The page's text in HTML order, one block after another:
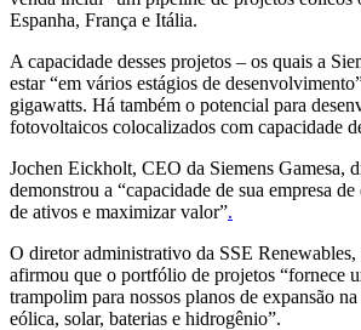
Espanha, França e Itália.
A capacidade desses projetos – os quais a
estar “em vários estágios de
gigawatts. Há também o potencial para
fotovoltaicos colocalizados com capacidade
Jochen Eickholt, CEO da Siemens Gamesa,
demonstrou a “capacidade de sua empresa
de ativos e maximizar valor”.
O diretor administrativo da SSE Renewables,
afirmou que o portfólio de projetos “fornece
trampolim para nossos planos de expansão
eólica, solar, baterias e hidrogênio”.